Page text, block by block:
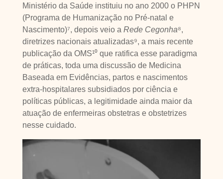
Ministério da Saúde instituiu no ano 2000 o PHPN
(Programa de Humanização no Pré-natal e
Nascimento)⁷, depois veio a Rede Cegonha⁸,
diretrizes nacionais atualizadas⁹, a mais recente
publicação da OMS¹⁰ que ratifica esse paradigma
de práticas, toda uma discussão de Medicina
Baseada em Evidências, partos e nascimentos
extra-hospitalares subsidiados por ciência e
políticas públicas, a legitimidade ainda maior da
atuação de enfermeiras obstetras e obstetrizes
nesse cuidado.